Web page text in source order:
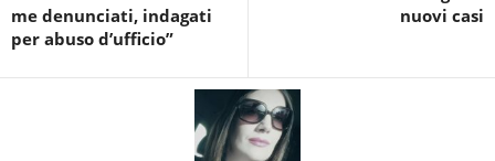
me denunciati, indagati
per abuso d’ufficio”
nuovi casi